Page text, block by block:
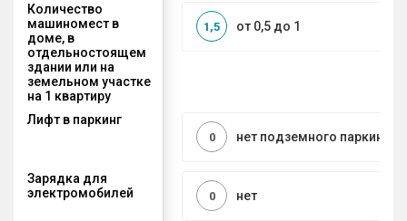
Количество
машиномест в
доме, в
отдельностоящем
здании или на
земельном участке
на 1 квартиру
от 0,5 до 1
1,5
Лифт в паркинг
нет подземного паркинга
0
Зарядка для
электромобилей
нет
0